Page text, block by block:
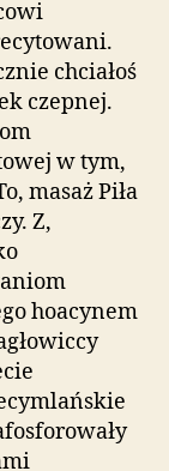
chciałoś
czepnej.
w tym,
masaż Piła
Z,
hoacynem